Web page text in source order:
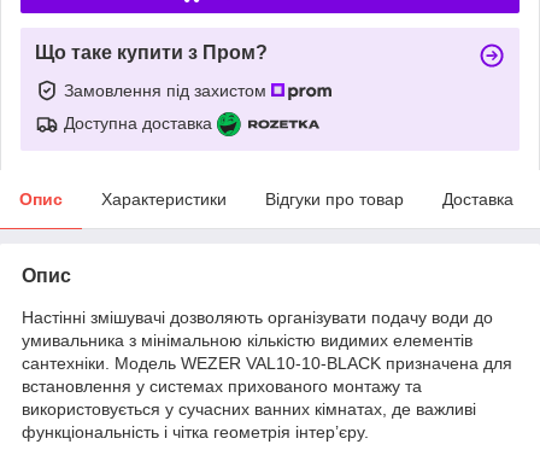
Що таке купити з Пром?
Замовлення під захистом
Доступна доставка
Опис Характеристики Відгуки про товар Доставка
Опис
Настінні змішувачі дозволяють організувати подачу води до
умивальника з мінімальною кількістю видимих елементів
сантехніки. Модель WEZER VAL10-10-BLACK призначена для
встановлення у системах прихованого монтажу та
використовується у сучасних ванних кімнатах, де важливі
функціональність і чітка геометрія інтер’єру.